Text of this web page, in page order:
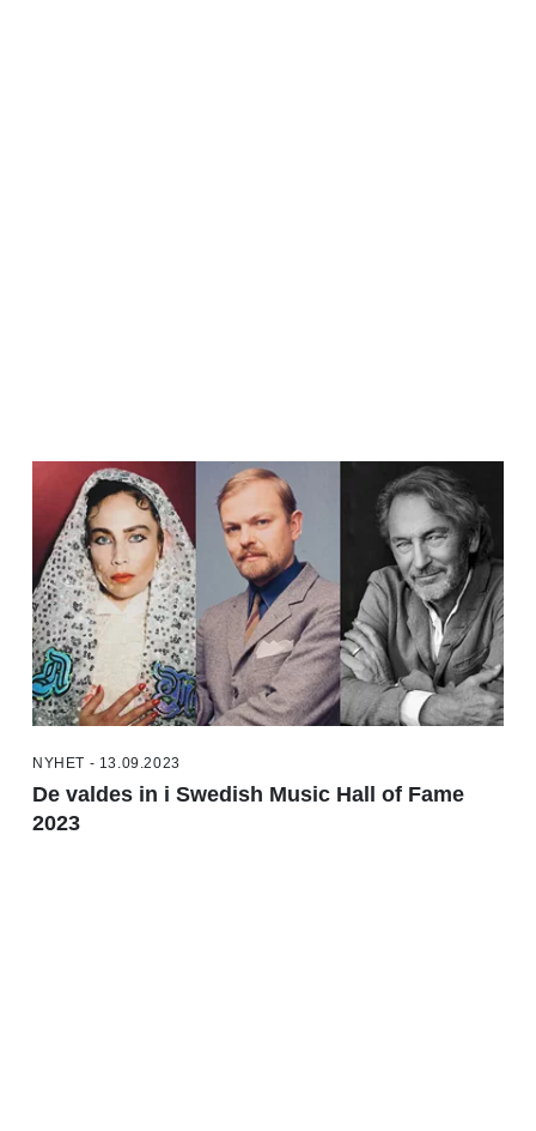
NYHET - 13.09.2023
De valdes in i Swedish Music Hall of Fame
2023